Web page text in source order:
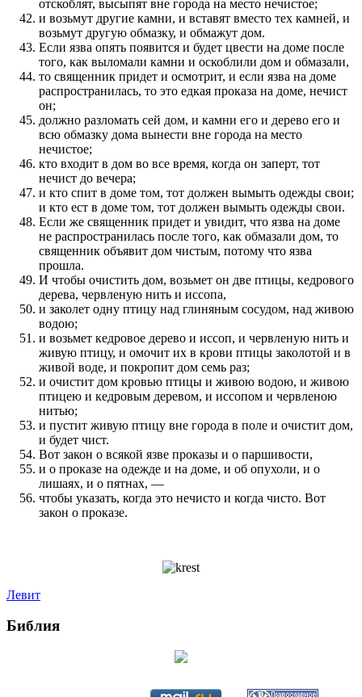
отскоблят, высыпят вне города на место нечистое;
и возьмут другие камни, и вставят вместо тех камней, и
возьмут другую обмазку, и обмажут дом.
Если язва опять появится и будет цвести на доме после
того, как выломали камни и оскоблили дом и обмазали,
то священник придет и осмотрит, и если язва на доме
распространилась, то это едкая проказа на доме, нечист
он;
должно разломать сей дом, и камни его и дерево его и
всю обмазку дома вынести вне города на место
нечистое;
кто входит в дом во все время, когда он заперт, тот
нечист до вечера;
и кто спит в доме том, тот должен вымыть одежды свои;
и кто ест в доме том, тот должен вымыть одежды свои.
Если же священник придет и увидит, что язва на доме
не распространилась после того, как обмазали дом, то
священник объявит дом чистым, потому что язва
прошла.
И чтобы очистить дом, возьмет он две птицы, кедрового
дерева, червленую нить и иссопа,
и заколет одну птицу над глиняным сосудом, над живою
водою;
и возьмет кедровое дерево и иссоп, и червленую нить и
живую птицу, и омочит их в крови птицы заколотой и в
живой воде, и покропит дом семь раз;
и очистит дом кровью птицы и живою водою, и живою
птицею и кедровым деревом, и иссопом и червленою
нитью;
и пустит живую птицу вне города в поле и очистит дом,
и будет чист.
Вот закон о всякой язве проказы и о паршивости,
и о проказе на одежде и на доме, и об опухоли, и о
лишаях, и о пятнах, —
чтобы указать, когда это нечисто и когда чисто. Вот
закон о проказе.
Левит
Библия